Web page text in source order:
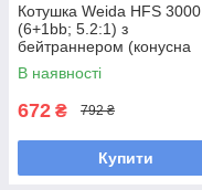
Котушка Weida HFS 3000
(6+1bb; 5.2:1) з
бейтраннером (конусна
шпуля)
В наявності
672 ₴ 792 ₴
Купити